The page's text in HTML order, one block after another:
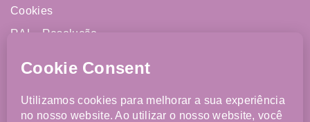
Cookies
RAL - Resolução
Livro de Reclamações